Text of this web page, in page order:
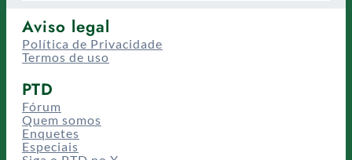
Aviso legal
Política de Privacidade
Termos de uso
PTD
Fórum
Quem somos
Enquetes
Especiais